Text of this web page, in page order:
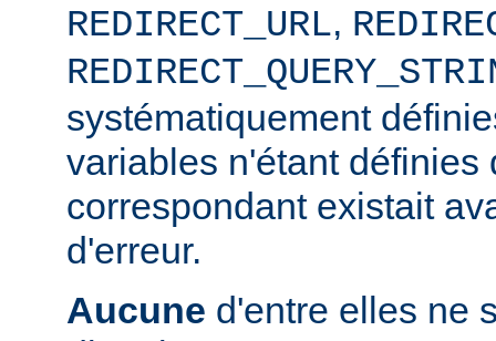
REDIRECT_URL,
systématiquement
variables n'étant définies
correspondant existait
d'erreur.
Aucune d'entre elles ne